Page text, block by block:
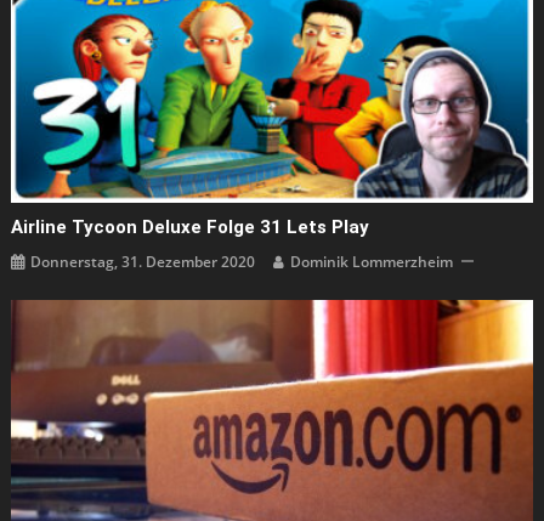
Airline Tycoon Deluxe Folge 31 Lets Play
Donnerstag, 31. Dezember 2020 Dominik Lommerzheim